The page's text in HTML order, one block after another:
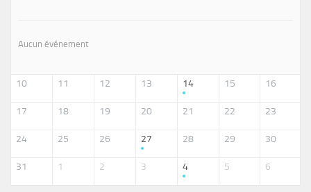
Aucun événement
10 11 12 13 14 15 16
17 18 19 20 21 22 23
24 25 26 27 28 29 30
31 1 2 3 4 5 6